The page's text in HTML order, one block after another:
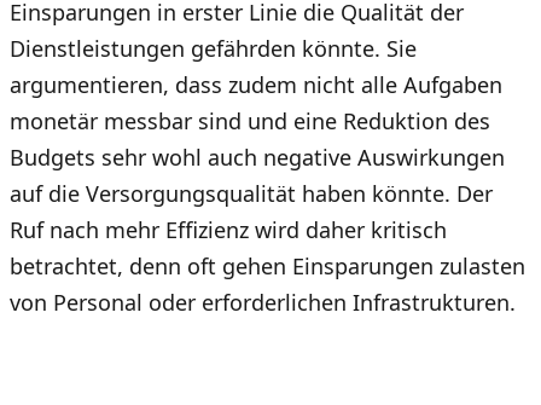
Einsparungen in erster Linie die Qualität der
Dienstleistungen gefährden könnte. Sie
argumentieren, dass zudem nicht alle Aufgaben
monetär messbar sind und eine Reduktion des
Budgets sehr wohl auch negative Auswirkungen
auf die Versorgungsqualität haben könnte. Der
Ruf nach mehr Effizienz wird daher kritisch
betrachtet, denn oft gehen Einsparungen zulasten
von Personal oder erforderlichen Infrastrukturen.